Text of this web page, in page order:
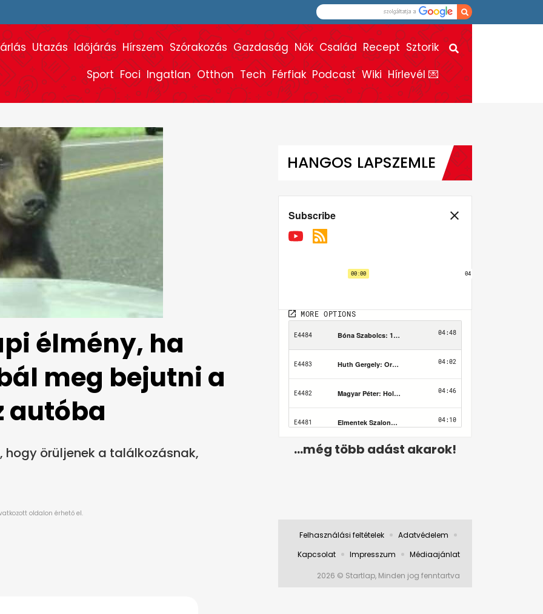
Utazás Időjárás Hírszem Szórakozás Gazdaság Nők Család Recept Sztorik
Sport Foci Ingatlan Otthon Tech Férfiak Podcast Wiki Hírlevél 💌
élmény, ha
meg bejutni a
autóba
örüljenek a találkozásnak,
HANGOS LAPSZEMLE
...még több adást akarok!
Felhasználási feltételek
Adatvédelem
Kapcsolat
Impresszum Médiaajánlat
2026 © Startlap, Minden jog fenntartva